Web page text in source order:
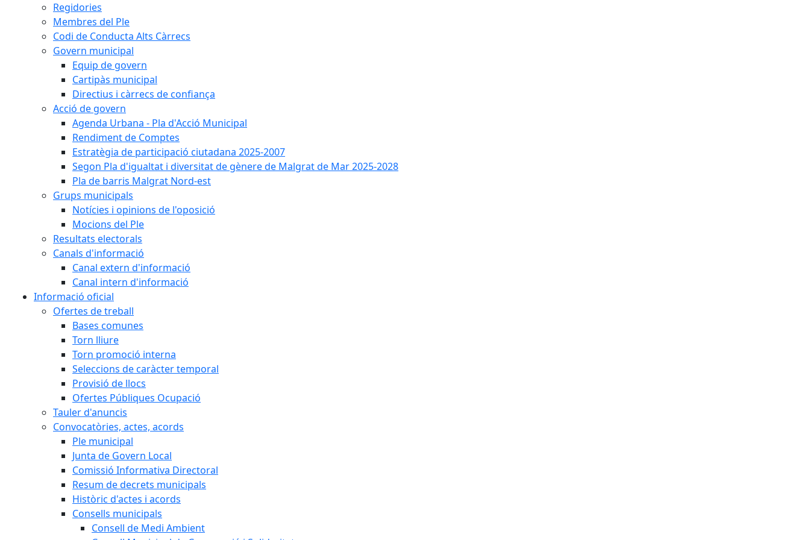
Regidories
Membres del Ple
Codi de Conducta Alts Càrrecs
Govern municipal
Equip de govern
Cartipàs municipal
Directius i càrrecs de confiança
Acció de govern
Agenda Urbana - Pla d'Acció Municipal
Rendiment de Comptes
Estratègia de participació ciutadana 2025-2007
Segon Pla d'igualtat i diversitat de gènere de Malgrat de Mar 2025-2028
Pla de barris Malgrat Nord-est
Grups municipals
Notícies i opinions de l'oposició
Mocions del Ple
Resultats electorals
Canals d'informació
Canal extern d'informació
Canal intern d'informació
Informació oficial
Ofertes de treball
Bases comunes
Torn lliure
Torn promoció interna
Seleccions de caràcter temporal
Provisió de llocs
Ofertes Públiques Ocupació
Tauler d'anuncis
Convocatòries, actes, acords
Ple municipal
Junta de Govern Local
Comissió Informativa Directoral
Resum de decrets municipals
Històric d'actes i acords
Consells municipals
Consell de Medi Ambient